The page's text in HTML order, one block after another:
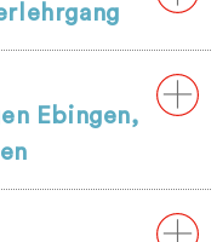
Ebingen,